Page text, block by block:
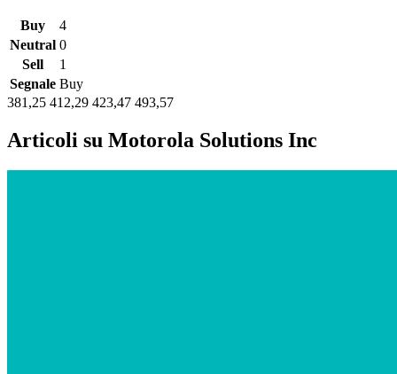
Buy
4
Neutral 0
Sell
1
Segnale Buy
381,25 412,29 423,47 493,57
Articoli su Motorola Solutions Inc